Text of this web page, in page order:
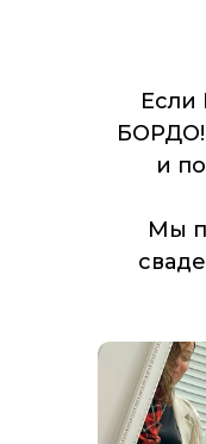
Если
БОРДО!
и
Мы